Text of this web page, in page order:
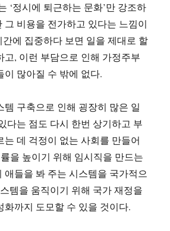
‘정시에 퇴근하는 문화’만 강조하
그 비용을 전가하고 있다는 느낌이
에 집중하다 보면 일을 제대로 할
고, 이런 부담으로 인해 가정주부
이 많아질 수 밖에 없다.
템 구축으로 인해 굉장히 많은 일
다는 점도 다시 한번 상기하고 부
는 데 걱정이 없는 사회를 만들어
을 높이기 위해 임시직을 만드는
애들을 봐 주는 시스템을 국가적으
템을 움직이기 위해 국가 재정을
화까지 도모할 수 있을 것이다.